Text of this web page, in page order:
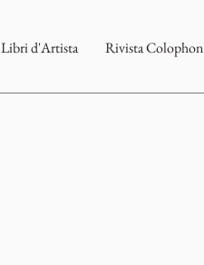
Libri d'Artista Rivista Colophon